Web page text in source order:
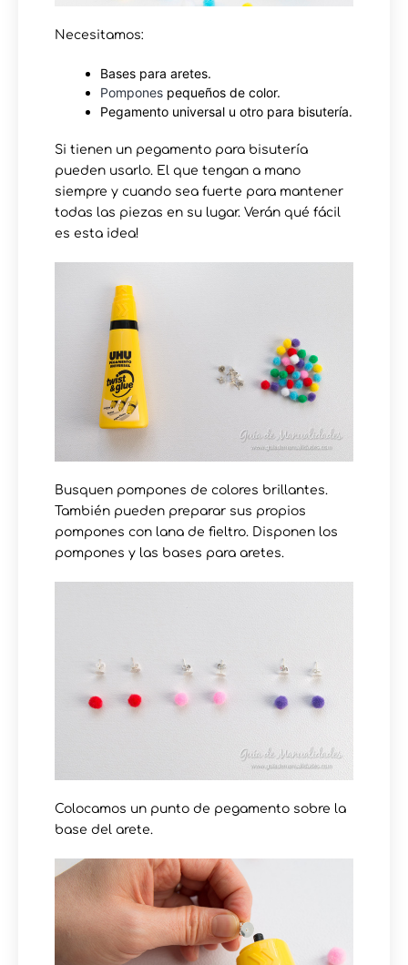
Necesitamos:
Bases para aretes.
Pompones pequeños de color.
Pegamento universal u otro para bisutería.
Si tienen un pegamento para bisutería
pueden usarlo. El que tengan a mano
siempre y cuando sea fuerte para mantener
todas las piezas en su lugar. Verán qué fácil
es esta idea!
Busquen pompones de colores brillantes.
También pueden preparar sus propios
pompones con lana de fieltro. Disponen los
pompones y las bases para aretes.
Colocamos un punto de pegamento sobre la
base del arete.